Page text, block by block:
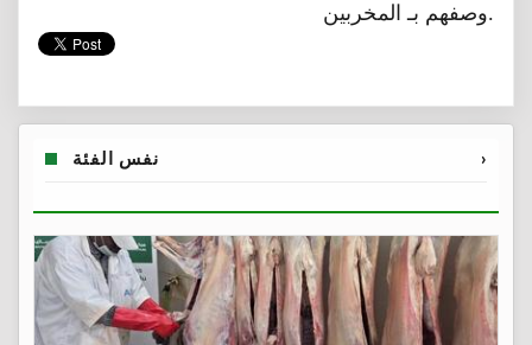
وصفهم بـ المخربين.
نفس الفئة ›